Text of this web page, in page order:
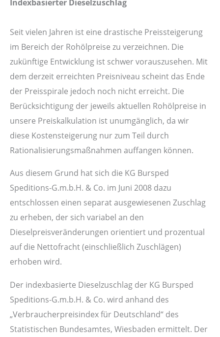
Seit vielen Jahren ist eine drastische Preissteigerung
im Bereich der Rohölpreise zu verzeichnen. Die
zukünftige Entwicklung ist schwer vorauszusehen. Mit
dem derzeit erreichten Preisniveau scheint das Ende
der Preisspirale jedoch noch nicht erreicht. Die
Berücksichtigung der jeweils aktuellen Rohölpreise in
unsere Preiskalkulation ist unumgänglich, da wir
diese Kostensteigerung nur zum Teil durch
Rationalisierungsmaßnahmen auffangen können.
Aus diesem Grund hat sich die KG Bursped
Speditions-G.m.b.H. & Co. im Juni 2008 dazu
entschlossen einen separat ausgewiesenen Zuschlag
zu erheben, der sich variabel an den
Dieselpreisveränderungen orientiert und prozentual
auf die Nettofracht (einschließlich Zuschlägen)
erhoben wird.
Der indexbasierte Dieselzuschlag der KG Bursped
Speditions-G.m.b.H. & Co. wird anhand des
„Verbraucherpreisindex für Deutschland“ des
Statistischen Bundesamtes, Wiesbaden ermittelt. Der